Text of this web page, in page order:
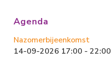
ok
n
Agenda
Nazomerbijeenkomst
14-09-2026 17:00 - 22:00